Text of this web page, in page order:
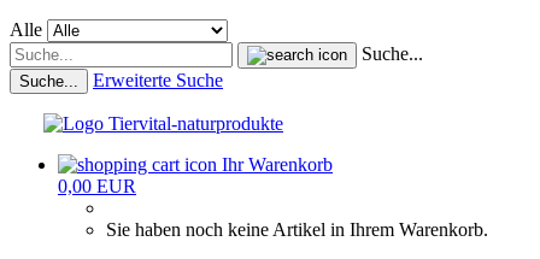
Alle
Suche...
Suche... Erweiterte Suche
Ihr Warenkorb
0,00 EUR
Sie haben noch keine Artikel in Ihrem Warenkorb.